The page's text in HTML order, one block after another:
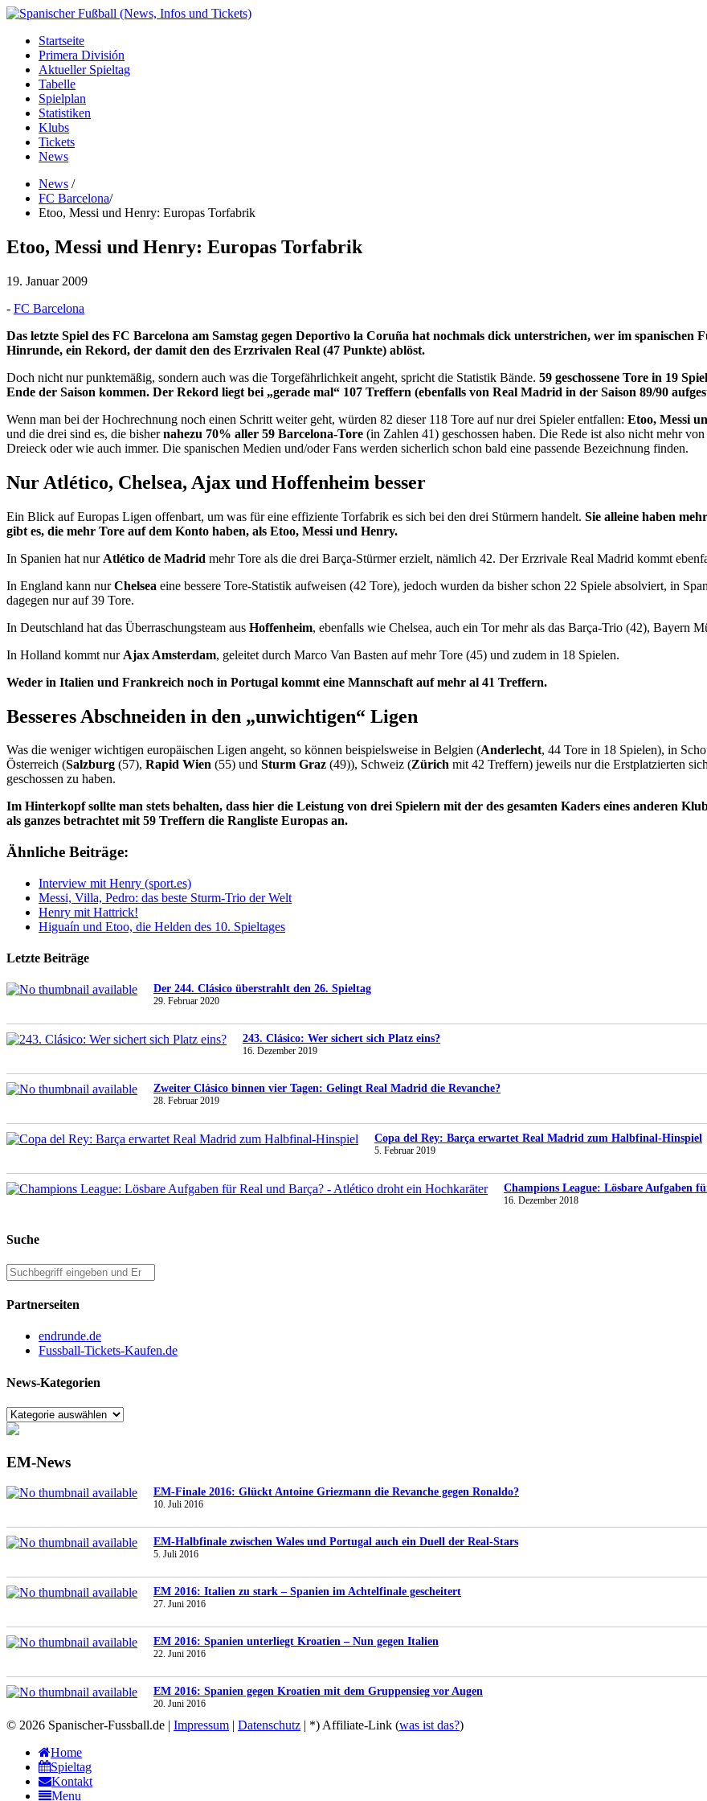
Startseite
Primera División
Aktueller Spieltag
Tabelle
Spielplan
Statistiken
Klubs
Tickets
News
News /
FC Barcelona/
Etoo, Messi und Henry: Europas Torfabrik
Etoo, Messi und Henry: Europas Torfabrik
19. Januar 2009
- FC Barcelona
Das letzte Spiel des FC Barcelona am Samstag gegen Deportivo la Coruña hat nochmals dick unterstrichen, wer im
Hinrunde, ein Rekord, der damit den des Erzrivalen Real (47 Punkte) ablöst.
Doch nicht nur punktemäßig, sondern auch was die Torgefährlichkeit angeht, spricht die Statistik Bände. 59 geschossene Tore in 19
Ende der Saison kommen. Der Rekord liegt bei „gerade mal“ 107 Treffern (ebenfalls von Real Madrid in der Saison 89/90
Wenn man bei der Hochrechnung noch einen Schritt weiter geht, würden 82 dieser 118 Tore auf nur drei Spieler entfallen: Etoo, Messi
und die drei sind es, die bishernahezu 70% aller 59 Barcelona-Tore (in Zahlen 41) geschossen haben. Die Rede ist also nicht mehr
Dreieck oder wie auch immer. Die spanischen Medien und/oder Fans werden sicherlich schon bald eine passende Bezeichnung finden.
Nur Atlético, Chelsea, Ajax und Hoffenheim besser
Ein Blick auf Europas Ligen offenbart, um was für eine effiziente Torfabrik es sich bei den drei Stürmern handelt. Sie alleine haben
gibt es, die mehr Tore auf dem Konto haben, als Etoo, Messi und Henry.
In Spanien hat nur Atlético de Madrid mehr Tore als die drei Barça-Stürmer erzielt, nämlich 42. Der Erzrivale Real Madrid kommt
In England kann nurChelsea eine bessere Tore-Statistik aufweisen (42 Tore), jedoch wurden da bisher schon 22 Spiele absolviert, in
dagegen nur auf 39 Tore.
In Deutschland hat das Überraschungsteam aus Hoffenheim, ebenfalls wie Chelsea, auch ein Tor mehr als das Barça-Trio (42), Bayern
In Holland kommt nur Ajax Amsterdam, geleitet durch Marco Van Basten auf mehr Tore (45) und zudem in 18 Spielen.
Weder in Italien und Frankreich noch in Portugal kommt eine Mannschaft auf mehr al 41 Treffern.
Besseres Abschneiden in den „unwichtigen“ Ligen
Was die weniger wichtigen europäischen Ligen angeht, so können beispielsweise in Belgien (Anderlecht, 44 Tore in 18 Spielen), in
Österreich (Salzburg (57), Rapid Wien (55) und Sturm Graz (49)), Schweiz (Zürich mit 42 Treffern) jeweils nur die Erstplatzierten
geschossen zu haben.
Im Hinterkopf sollte man stets behalten, dass hier die Leistung von drei Spielern mit der des gesamten Kaders eines anderen
als ganzes betrachtet mit 59 Treffern die Rangliste Europas an.
Ähnliche Beiträge:
Interview mit Henry (sport.es)
Messi, Villa, Pedro: das beste Sturm-Trio der Welt
Henry mit Hattrick!
Higuaín und Etoo, die Helden des 10. Spieltages
Letzte Beiträge
Der 244. Clásico überstrahlt den 26. Spieltag
29. Februar 2020
243. Clásico: Wer sichert sich Platz eins?
16. Dezember 2019
Zweiter Clásico binnen vier Tagen: Gelingt Real Madrid die Revanche?
28. Februar 2019
Copa del Rey: Barça erwartet Real Madrid zum Halbfinal-Hinspiel
5. Februar 2019
Champions League: Lösbare Aufgaben
16. Dezember 2018
Suche
Search
for:
Partnerseiten
endrunde.de
Fussball-Tickets-Kaufen.de
News-Kategorien
EM-News
EM-Finale 2016: Glückt Antoine Griezmann die Revanche gegen Ronaldo?
10. Juli 2016
EM-Halbfinale zwischen Wales und Portugal auch ein Duell der Real-Stars
5. Juli 2016
EM 2016: Italien zu stark – Spanien im Achtelfinale gescheitert
27. Juni 2016
EM 2016: Spanien unterliegt Kroatien – Nun gegen Italien
22. Juni 2016
EM 2016: Spanien gegen Kroatien mit dem Gruppensieg vor Augen
20. Juni 2016
© 2026 Spanischer-Fussball.de | Impressum | Datenschutz | *) Affiliate-Link (was ist das?)
Home
Spieltag
Kontakt
Menu